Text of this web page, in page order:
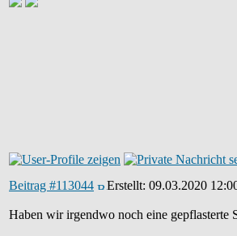
Beitrag #113044 Erstellt: 09.03.2020
Haben wir irgendwo noch eine gepflasterte